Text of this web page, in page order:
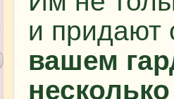
и придают
вашем